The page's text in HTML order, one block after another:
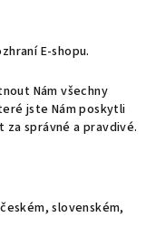
E-shopu.
Nám všechny
jste Nám poskytli
správné a pravdivé.
českém, slovenském,